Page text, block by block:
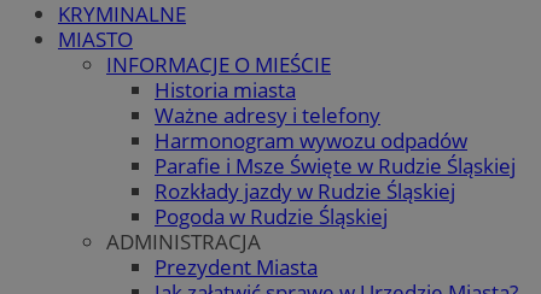
KRYMINALNE
MIASTO
INFORMACJE O MIEŚCIE
Historia miasta
Ważne adresy i telefony
Harmonogram wywozu odpadów
Parafie i Msze Święte w Rudzie Śląskiej
Rozkłady jazdy w Rudzie Śląskiej
Pogoda w Rudzie Śląskiej
ADMINISTRACJA
Prezydent Miasta